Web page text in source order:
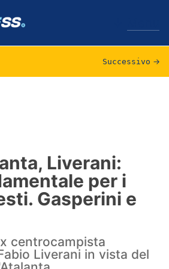
Successivo →
Liverani:
per i
Gasperini e
centrocampista
Liverani in vista del